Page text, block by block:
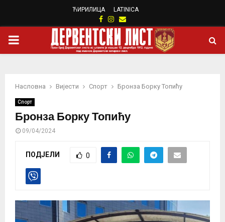
ЋИРИЛИЦА LATINICA
Facebook
Instagram
Email
PRIMARY
Насловна Вијести Спорт Бронза Борку Топићу
Спорт
Бронза Борку Топићу
09/04/2024
ПОДЈЕЛИ 0